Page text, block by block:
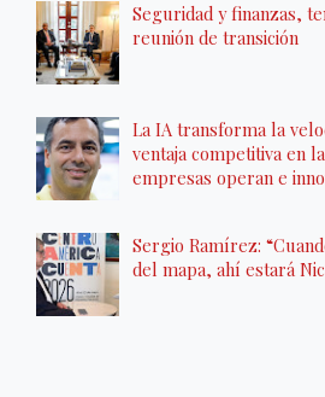
Seguridad y finanzas,
reunión de transición
La IA transforma la
ventaja competitiva en
empresas operan e
Sergio Ramírez:
del mapa, ahí estará